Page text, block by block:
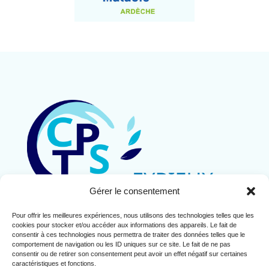
Gérer le consentement
Pour offrir les meilleures expériences, nous utilisons des technologies telles que les
cookies pour stocker et/ou accéder aux informations des appareils. Le fait de
consentir à ces technologies nous permettra de traiter des données telles que le
comportement de navigation ou les ID uniques sur ce site. Le fait de ne pas
consentir ou de retirer son consentement peut avoir un effet négatif sur certaines
caractéristiques et fonctions.
Contact
Mentions légales
Politique de cookies (UE)